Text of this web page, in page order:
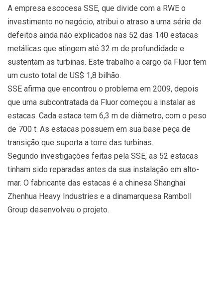
A empresa escocesa SSE, que divide com a RWE o
investimento no negócio, atribui o atraso a uma série de
defeitos ainda não explicados nas 52 das 140 estacas
metálicas que atingem até 32 m de profundidade e
sustentam as turbinas. Este trabalho a cargo da Fluor tem
um custo total de US$ 1,8 bilhão.
SSE afirma que encontrou o problema em 2009, depois
que uma subcontratada da Fluor começou a instalar as
estacas. Cada estaca tem 6,3 m de diâmetro, com o peso
de 700 t. As estacas possuem em sua base peça de
transição que suporta a torre das turbinas.
Segundo investigações feitas pela SSE, as 52 estacas
tinham sido reparadas antes da sua instalação em alto-
mar. O fabricante das estacas é a chinesa Shanghai
Zhenhua Heavy Industries e a dinamarquesa Ramboll
Group desenvolveu o projeto.